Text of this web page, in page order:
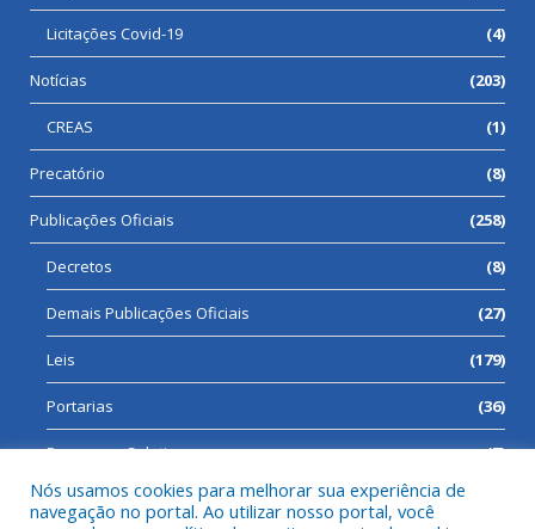
Licitações Covid-19 (4)
Notícias (203)
CREAS (1)
Precatório (8)
Publicações Oficiais (258)
Decretos (8)
Demais Publicações Oficiais (27)
Leis (179)
Portarias (36)
Processos Seletivos (7)
Nós usamos cookies para melhorar sua experiência de
navegação no portal. Ao utilizar nosso portal, você